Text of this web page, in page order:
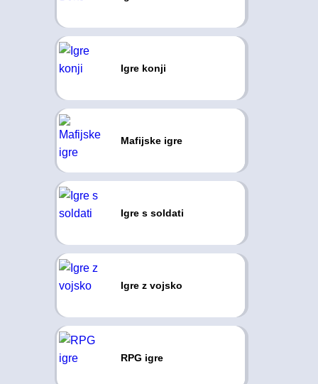
Igre konji
Mafijske igre
Igre s soldati
Igre z vojsko
RPG igre